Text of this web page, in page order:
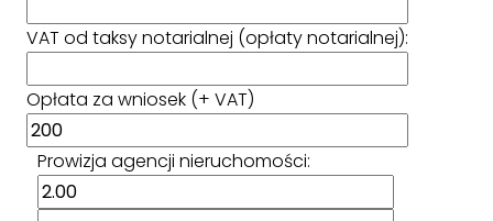
VAT od taksy notarialnej (opłaty notarialnej):
Opłata za wniosek (+ VAT)
Prowizja agencji nieruchomości: